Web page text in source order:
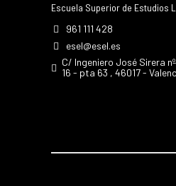
Escuela Superior de Estudios
961 111 428
esel@esel.es
C/ Ingeniero José Sirera
16 - pta 63 , 46017 -